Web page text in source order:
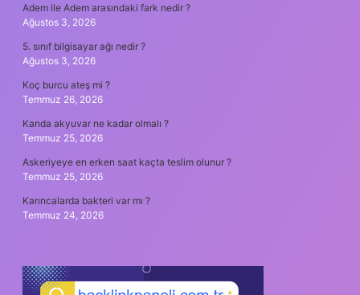
Adem ile Adem arasındaki fark nedir ?
Ağustos 3, 2026
5. sınıf bilgisayar ağı nedir ?
Ağustos 3, 2026
Koç burcu ateş mi ?
Temmuz 26, 2026
Kanda akyuvar ne kadar olmalı ?
Temmuz 25, 2026
Askeriyeye en erken saat kaçta teslim olunur ?
Temmuz 25, 2026
Karıncalarda bakteri var mı ?
Temmuz 24, 2026